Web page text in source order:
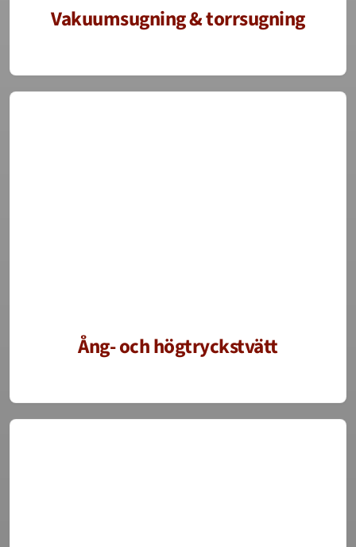
Vakuumsugning & torrsugning
Ång- och högtryckstvätt